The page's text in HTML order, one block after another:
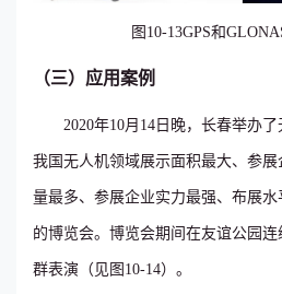
图10-13GPS和
（三）应用案例
2020年10月14日晚，长春举办
我国无人机领域展示面积最大、参
量最多、参展企业实力最强、布展
的博览会。博览会期间在友谊公园
群表演（见图10-14）。